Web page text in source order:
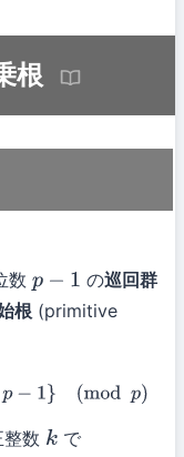
根
数 p−1 の巡回群
根 (primitive
−1 }(mod )
数 kで